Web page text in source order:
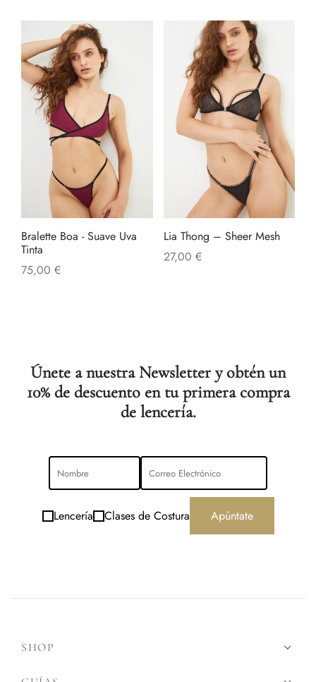
Bralette Boa - Suave Uva
Tinta
75,00 €
Lia Thong – Sheer Mesh
27,00 €
Únete a nuestra Newsletter y obtén un
10% de descuento en tu primera compra
de lencería.
Lencería Clases de Costura Apúntate
SHOP